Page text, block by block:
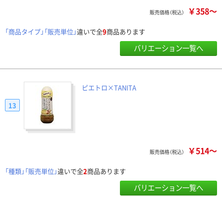
販売価格（税込） ￥358～
「商品タイプ」「販売単位」違いで全9商品あります
バリエーション一覧へ
ピエトロ×TANITA
13
販売価格（税込） ￥514～
「種類」「販売単位」違いで全2商品あります
バリエーション一覧へ